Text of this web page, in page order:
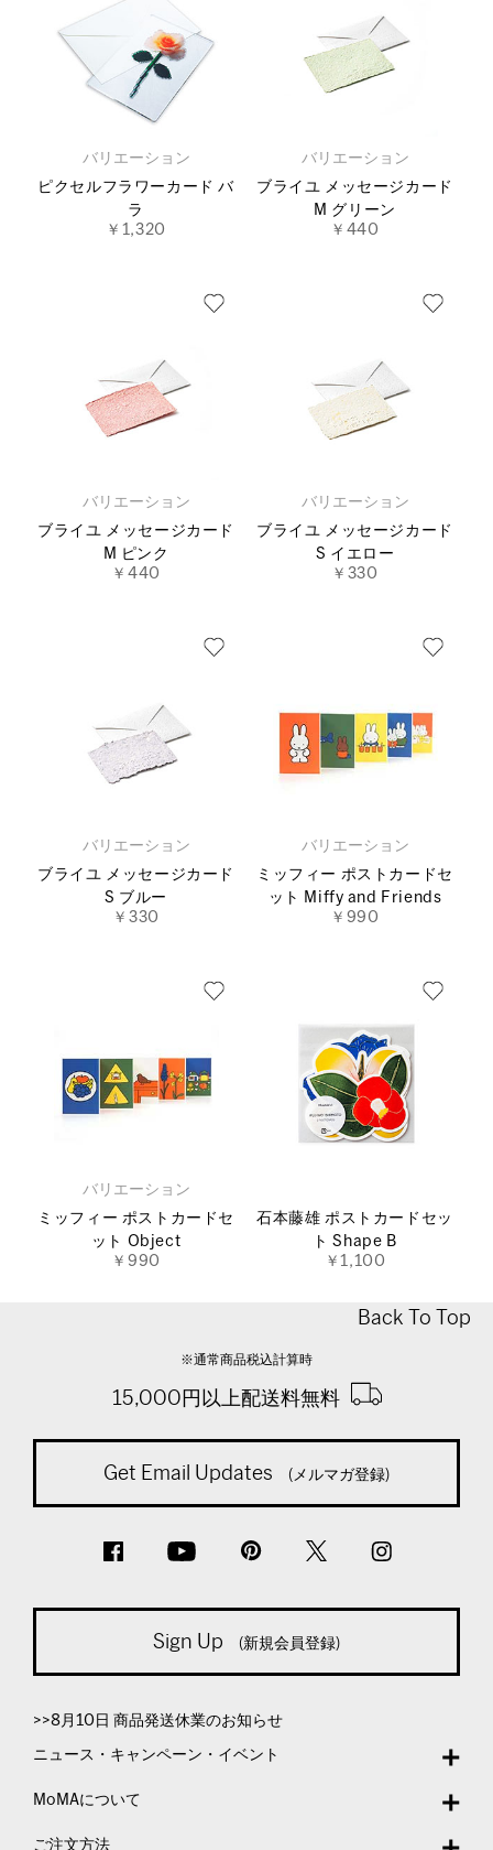
バリエーション
ピクセルフラワーカード バ
ラ
￥1,320
バリエーション
ブライユ メッセージカード
M グリーン
￥440
バリエーション
ブライユ メッセージカード
M ピンク
￥440
バリエーション
ブライユ メッセージカード
S イエロー
￥330
バリエーション
ブライユ メッセージカード
S ブルー
￥330
バリエーション
ミッフィー ポストカードセ
ット Miffy and Friends
￥990
バリエーション
ミッフィー ポストカードセ
ット Object
￥990
石本藤雄 ポストカードセッ
ト Shape B
￥1,100
Back To Top
※通常商品税込計算時
15,000円以上配送料無料
Get Email Updates (メルマガ登録)
Sign Up (新規会員登録)
>>8月10日 商品発送休業のお知らせ
ニュース・キャンペーン・イベント
MoMAについて
ご注文方法